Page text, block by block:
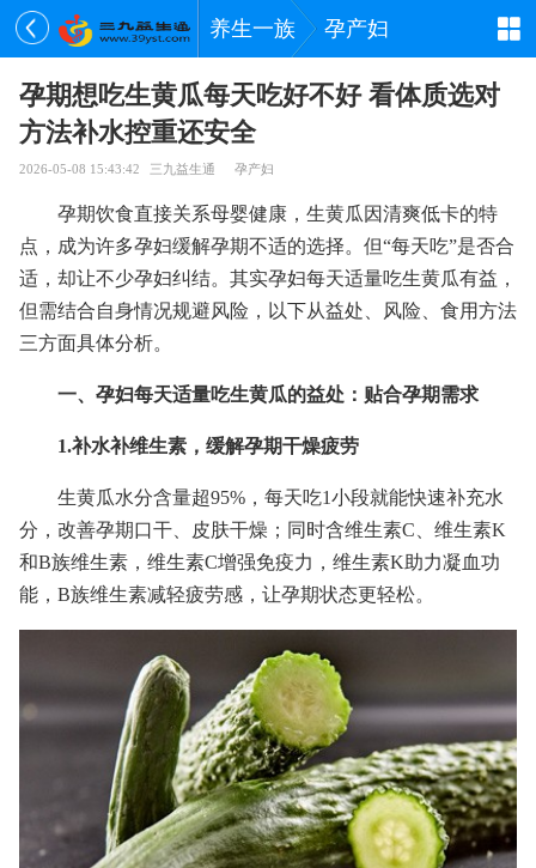
养生一族 孕产妇
孕期想吃生黄瓜每天吃好不好 看体质选对
方法补水控重还安全
2026-05-08 15:43:42 三九益生通 孕产妇
孕期饮食直接关系母婴健康，生黄瓜因清爽低卡的特
点，成为许多孕妇缓解孕期不适的选择。但“每天吃”是否合
适，却让不少孕妇纠结。其实孕妇每天适量吃生黄瓜有益，
但需结合自身情况规避风险，以下从益处、风险、食用方法
三方面具体分析。
一、孕妇每天适量吃生黄瓜的益处：贴合孕期需求
1.补水补维生素，缓解孕期干燥疲劳
生黄瓜水分含量超95%，每天吃1小段就能快速补充水
分，改善孕期口干、皮肤干燥；同时含维生素C、维生素K
和B族维生素，维生素C增强免疫力，维生素K助力凝血功
能，B族维生素减轻疲劳感，让孕期状态更轻松。